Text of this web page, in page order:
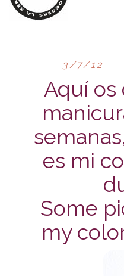
3/7/12
Aquí
es mi
Some
my